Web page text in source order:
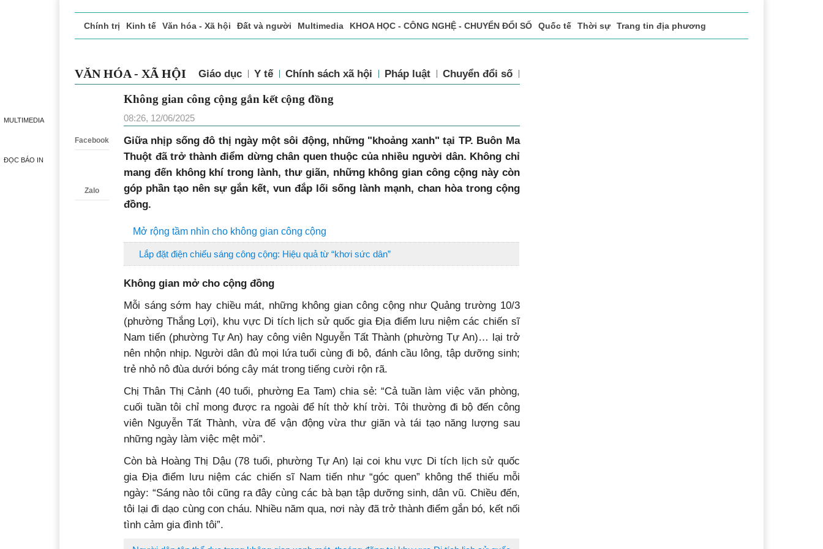
MULTIMEDIA
ĐỌC BÁO IN
Chính trị Kinh tế Văn hóa - Xã hội Đất và người Multimedia KHOA HỌC - CÔNG NGHỆ - CHUYỂN ĐỔI SỐ Quốc tế Thời sự Trang tin địa phương
VĂN HÓA - XÃ HỘI Giáo dục Y tế Chính sách xã hội Pháp luật Chuyển đổi số
Facebook
Zalo
Không gian công cộng gắn kết cộng đồng
08:26, 12/06/2025
Giữa nhịp sống đô thị ngày một sôi động, những "khoảng xanh" tại TP. Buôn Ma
Thuột đã trở thành điểm dừng chân quen thuộc của nhiều người dân. Không chỉ
mang đến không khí trong lành, thư giãn, những không gian công cộng này còn
góp phần tạo nên sự gắn kết, vun đắp lối sống lành mạnh, chan hòa trong cộng
đồng.
Mở rộng tầm nhìn cho không gian công cộng
Lắp đặt điện chiếu sáng công cộng: Hiệu quả từ “khơi sức dân”
Không gian mở cho cộng đồng
Mỗi sáng sớm hay chiều mát, những không gian công cộng như Quảng trường 10/3
(phường Thắng Lợi), khu vực Di tích lịch sử quốc gia Địa điểm lưu niệm các chiến sĩ
Nam tiến (phường Tự An) hay công viên Nguyễn Tất Thành (phường Tự An)… lại trở
nên nhộn nhịp. Người dân đủ mọi lứa tuổi cùng đi bộ, đánh cầu lông, tập dưỡng sinh;
trẻ nhỏ nô đùa dưới bóng cây mát trong tiếng cười rộn rã.
Chị Thân Thị Cảnh (40 tuổi, phường Ea Tam) chia sẻ: “Cả tuần làm việc văn phòng,
cuối tuần tôi chỉ mong được ra ngoài để hít thở khí trời. Tôi thường đi bộ đến công
viên Nguyễn Tất Thành, vừa để vận động vừa thư giãn và tái tạo năng lượng sau
những ngày làm việc mệt mỏi”.
Còn bà Hoàng Thị Dậu (78 tuổi, phường Tự An) lại coi khu vực Di tích lịch sử quốc
gia Địa điểm lưu niệm các chiến sĩ Nam tiến như “góc quen” không thể thiếu mỗi
ngày: “Sáng nào tôi cũng ra đây cùng các bà bạn tập dưỡng sinh, dân vũ. Chiều đến,
tôi lại đi dạo cùng con cháu. Nhiều năm qua, nơi này đã trở thành điểm gắn bó, kết nối
tình cảm gia đình tôi”.